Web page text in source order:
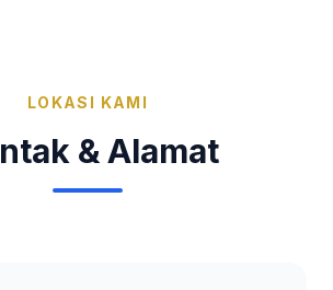
LOKASI KAMI
& Alamat